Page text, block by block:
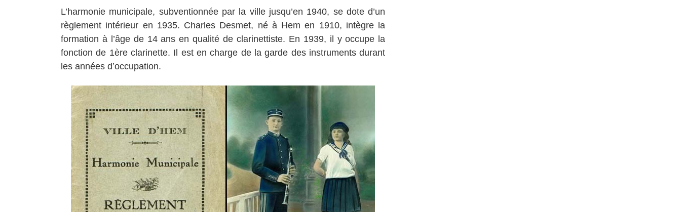
L’harmonie municipale, subventionnée par la ville jusqu’en 1940, se dote d’un
règlement intérieur en 1935. Charles Desmet, né à Hem en 1910, intègre la
formation à l’âge de 14 ans en qualité de clarinettiste. En 1939, il y occupe la
fonction de 1ère clarinette. Il est en charge de la garde des instruments durant
les années d’occupation.